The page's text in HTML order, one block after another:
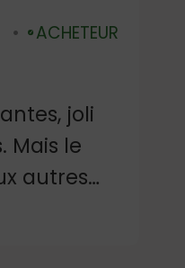
Vérifié
ACHETEUR
joli
Mais le
autres
c'est sa